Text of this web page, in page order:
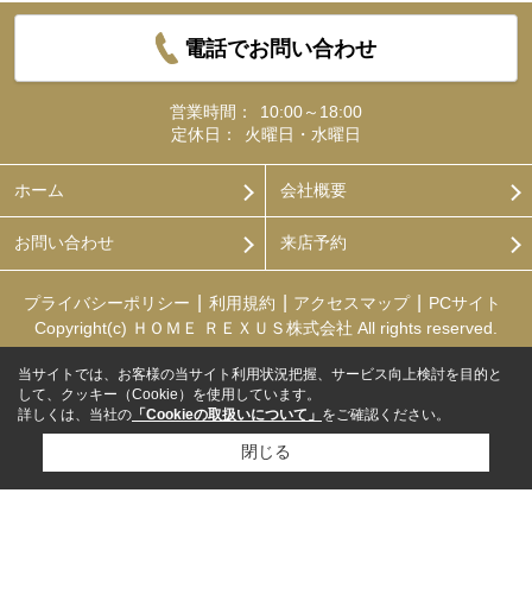
電話でお問い合わせ
営業時間：
10:00～18:00
定休日：
火曜日・水曜日
ホーム 会社概要
お問い合わせ 来店予約
プライバシーポリシー 利用規約 アクセスマップ
PCサイト
Copyright(c) ＨＯＭＥ ＲＥＸＵＳ株式会社 All rights reserved.
当サイトでは、お客様の当サイト利用状況把握、サービス向上検討を目的と
して、クッキー（Cookie）を使用しています。
詳しくは、当社の 「Cookieの取扱いについて」 をご確認ください。
閉じる